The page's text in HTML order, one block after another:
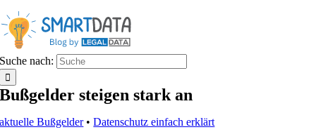
Suche nach:
Bußgelder steigen stark an
aktuelle Bußgelder•Datenschutz einfach erklärt